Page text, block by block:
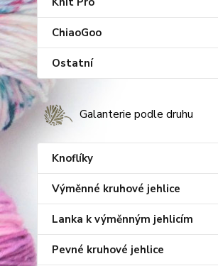
ChiaoGoo
Ostatní
Galanterie podle druhu
Knoflíky
Výměnné kruhové jehlice
Lanka k výměnným jehlicím
Pevné kruhové jehlice